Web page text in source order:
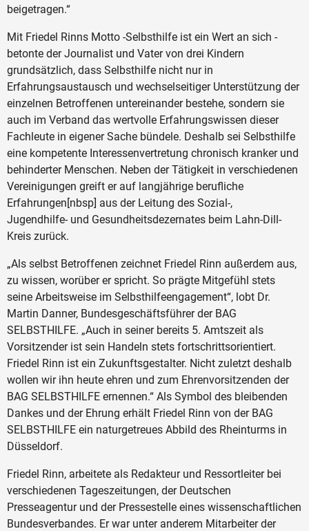
beigetragen.“
Mit Friedel Rinns Motto -Selbsthilfe ist ein Wert an sich -
betonte der Journalist und Vater von drei Kindern
grundsätzlich, dass Selbsthilfe nicht nur in
Erfahrungsaustausch und wechselseitiger Unterstützung der
einzelnen Betroffenen untereinander bestehe, sondern sie
auch im Verband das wertvolle Erfahrungswissen dieser
Fachleute in eigener Sache bündele. Deshalb sei Selbsthilfe
eine kompetente Interessenvertretung chronisch kranker und
behinderter Menschen. Neben der Tätigkeit in verschiedenen
Vereinigungen greift er auf langjährige berufliche
Erfahrungen[nbsp] aus der Leitung des Sozial-,
Jugendhilfe- und Gesundheitsdezernates beim Lahn-Dill-
Kreis zurück.
„Als selbst Betroffenen zeichnet Friedel Rinn außerdem aus,
zu wissen, worüber er spricht. So prägte Mitgefühl stets
seine Arbeitsweise im Selbsthilfeengagement“, lobt Dr.
Martin Danner, Bundesgeschäftsführer der BAG
SELBSTHILFE. „Auch in seiner bereits 5. Amtszeit als
Vorsitzender ist sein Handeln stets fortschrittsorientiert.
Friedel Rinn ist ein Zukunftsgestalter. Nicht zuletzt deshalb
wollen wir ihn heute ehren und zum Ehrenvorsitzenden der
BAG SELBSTHILFE ernennen.“ Als Symbol des bleibenden
Dankes und der Ehrung erhält Friedel Rinn von der BAG
SELBSTHILFE ein naturgetreues Abbild des Rheinturms in
Düsseldorf.
Friedel Rinn, arbeitete als Redakteur und Ressortleiter bei
verschiedenen Tageszeitungen, der Deutschen
Presseagentur und der Pressestelle eines wissenschaftlichen
Bundesverbandes. Er war unter anderem Mitarbeiter der